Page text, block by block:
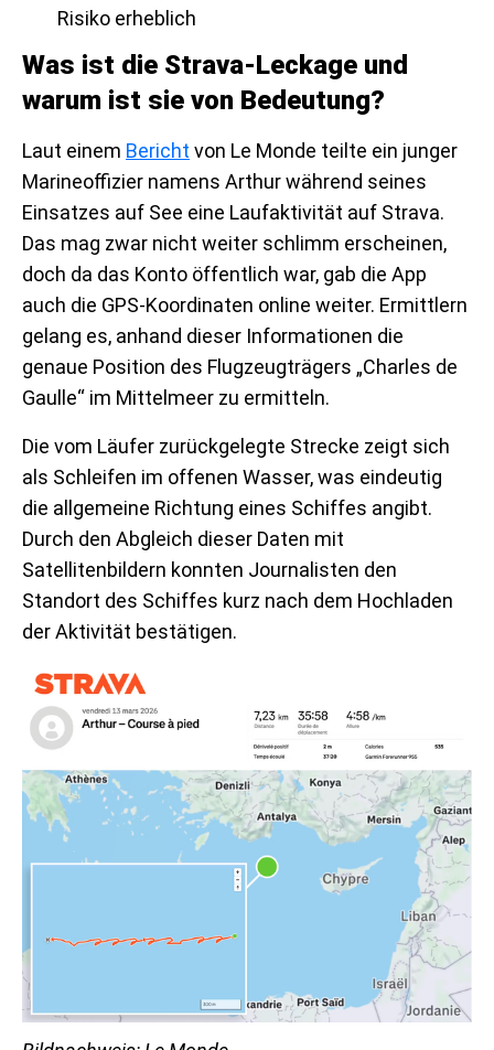
Risiko erheblich
Was ist die Strava-Leckage und
warum ist sie von Bedeutung?
Laut einem Bericht von Le Monde teilte ein junger
Marineoffizier namens Arthur während seines
Einsatzes auf See eine Laufaktivität auf Strava.
Das mag zwar nicht weiter schlimm erscheinen,
doch da das Konto öffentlich war, gab die App
auch die GPS-Koordinaten online weiter. Ermittlern
gelang es, anhand dieser Informationen die
genaue Position des Flugzeugträgers „Charles de
Gaulle“ im Mittelmeer zu ermitteln.
Die vom Läufer zurückgelegte Strecke zeigt sich
als Schleifen im offenen Wasser, was eindeutig
die allgemeine Richtung eines Schiffes angibt.
Durch den Abgleich dieser Daten mit
Satellitenbildern konnten Journalisten den
Standort des Schiffes kurz nach dem Hochladen
der Aktivität bestätigen.